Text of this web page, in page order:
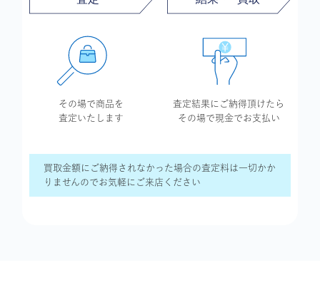
その場で商品を
査定いたします
査定結果に ご納得頂けたら
その場で現金で お支払い
買取金額にご納得されなかった場合の査定料は一切かか
りませんのでお気軽にご来店ください